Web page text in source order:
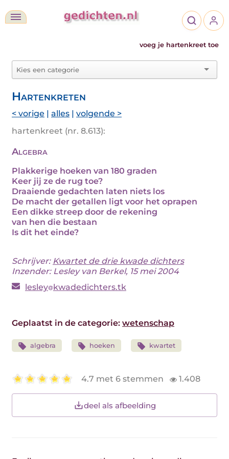
voeg je hartenkreet toe
Hartenkreten
< vorige | alles | volgende >
hartenkreet (nr. 8.613):
Algebra
Plakkerige hoeken van 180 graden
Keer jij ze de rug toe?
Draaiende gedachten laten niets los
De macht der getallen ligt voor het oprapen
Een dikke streep door de rekening
van hen die bestaan
Is dit het einde?
Schrijver: Kwartet de drie kwade dichters
Inzender: Lesley van Berkel, 15 mei 2004
lesley kwadedichters.tk
Geplaatst in de categorie: wetenschap
algebra hoeken kwartet
4.7 met 6 stemmen 1.408
deel als afbeelding